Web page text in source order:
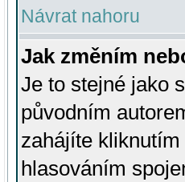
Návrat nahoru
Jak změním
Je to stejné jako
původním
zahájíte
hlasováním